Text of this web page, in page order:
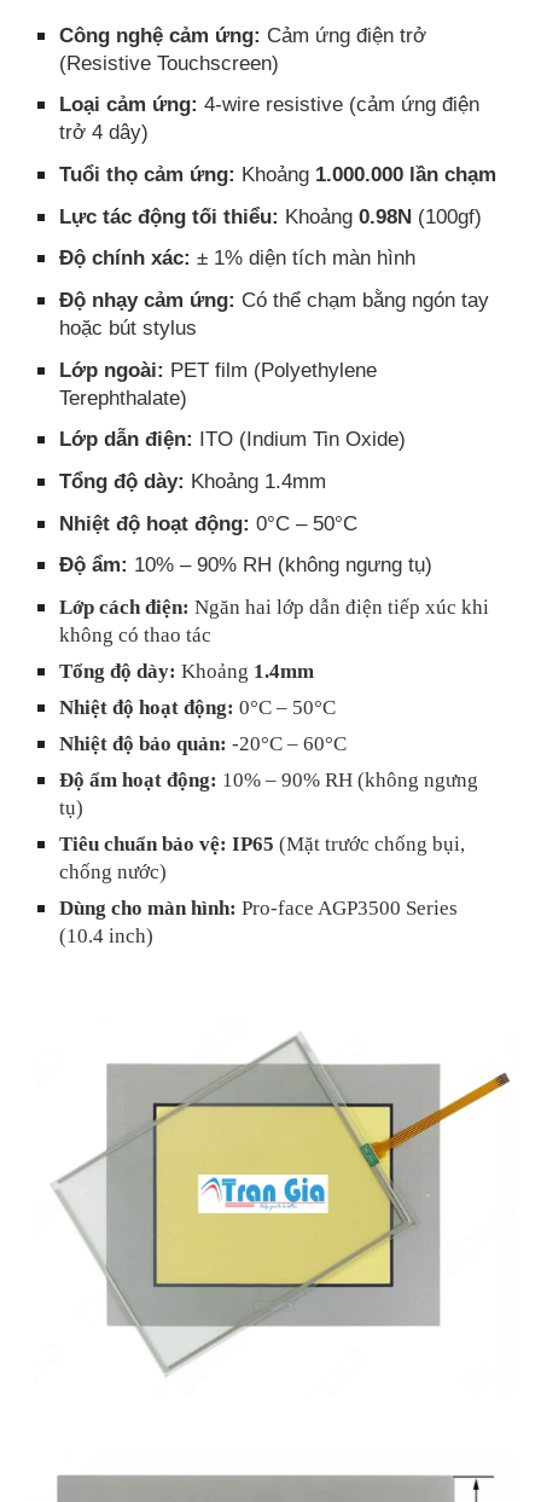
Công nghệ cảm ứng: Cảm ứng điện trở
(Resistive Touchscreen)
Loại cảm ứng: 4-wire resistive (cảm ứng điện
trở 4 dây)
Tuổi thọ cảm ứng: Khoảng 1.000.000 lần chạm
Lực tác động tối thiểu: Khoảng0.98N (100gf)
Độ chính xác: ± 1% diện tích màn hình
Độ nhạy cảm ứng: Có thể chạm bằng ngón tay
hoặc bút stylus
Lớp ngoài: PET film (Polyethylene
Terephthalate)
Lớp dẫn điện: ITO (Indium Tin Oxide)
Tổng độ dày: Khoảng 1.4mm
Nhiệt độ hoạt động: 0°C – 50°C
Độ ẩm: 10% – 90% RH (không ngưng tụ)
Lớp cách điện: Ngăn hai lớp dẫn điện tiếp xúc khi
không có thao tác
Tổng độ dày: Khoảng 1.4mm
Nhiệt độ hoạt động: 0°C – 50°C
Nhiệt độ bảo quản: -20°C – 60°C
Độ ẩm hoạt động: 10% – 90% RH (không ngưng
tụ)
Tiêu chuẩn bảo vệ: IP65 (Mặt trước chống bụi,
chống nước)
Dùng cho màn hình: Pro-face AGP3500 Series
(10.4 inch)